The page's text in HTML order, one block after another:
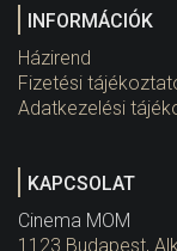
INFORMÁCIÓK
Házirend
Fizetési
Adatkezelési
KAPCSOLAT
Cinema MOM
1123 Budapest,